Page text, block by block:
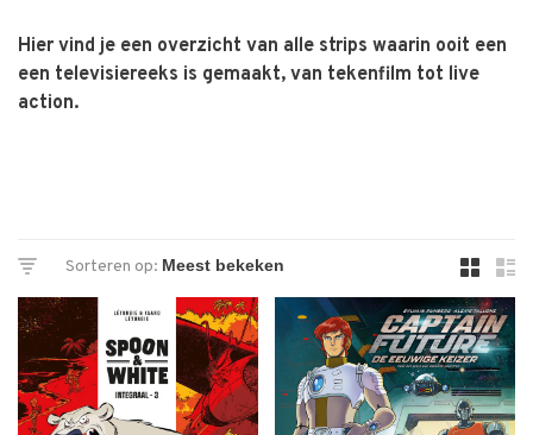
Hier vind je een overzicht van alle strips waarin ooit een
een televisiereeks is gemaakt, van tekenfilm tot live
action.
Sorteren op: